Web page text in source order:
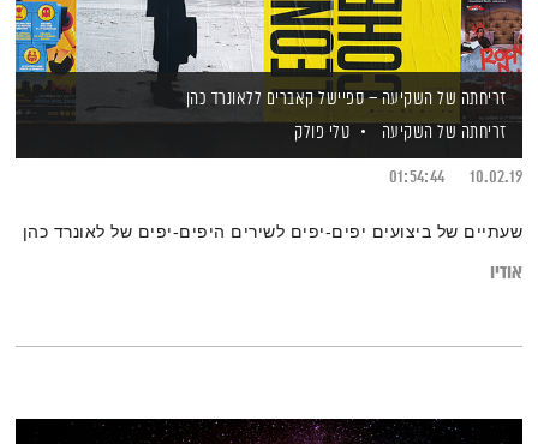
זריחתה של השקיעה – ספיישל קאברים ללאונרד כהן
זריחתה של השקיעה
טלי פולק
10.02.19
01:54:44
שעתיים של ביצועים יפים-יפים לשירים היפים-יפים של לאונרד כהן
אודיו